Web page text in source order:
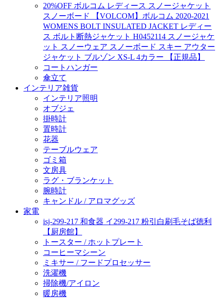
20%OFF ボルコム レディース スノージャケット
スノーボード 【VOLCOM】ボルコム 2020-2021
WOMENS BOLT INSULATED JACKET レディー
ス ボルト断熱ジャケット H0452114 スノージャケ
ット スノーウェア スノーボード スキー アウター
ジャケット ブルゾン XS-L 4カラー 【正規品】
コートハンガー
傘立て
インテリア雑貨
インテリア照明
オブジェ
掛時計
置時計
花器
テーブルウェア
ゴミ箱
文房具
ラグ・ブランケット
腕時計
キャンドル / アロマグッズ
家電
isj-299-217 和食器 イ299-217 粉引白刷毛そば徳利
【厨房館】
トースター / ホットプレート
コーヒーマシーン
ミキサー / フードプロセッサー
洗濯機
掃除機/アイロン
暖房機